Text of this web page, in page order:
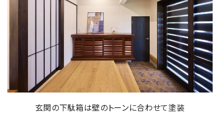
玄関の下駄箱は壁のトーンに合わせて塗装